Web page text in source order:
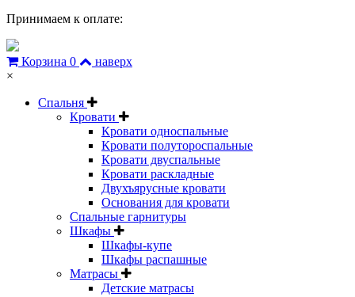
Принимаем к оплате:
Корзина 0
наверх
×
Спальня
Кровати
Кровати односпальные
Кровати полутороспальные
Кровати двуспальные
Кровати раскладные
Двухъярусные кровати
Основания для кровати
Спальные гарнитуры
Шкафы
Шкафы-купе
Шкафы распашные
Матрасы
Детские матрасы